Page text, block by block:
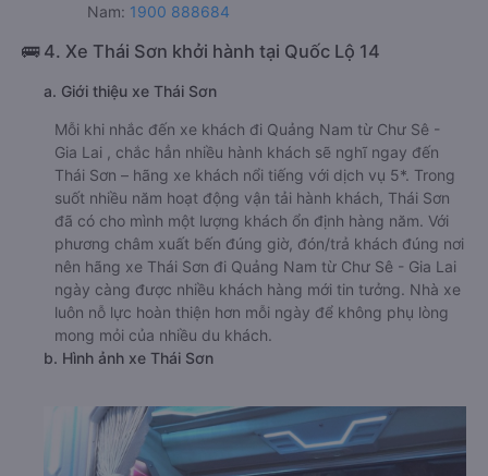
Nam: 1900 888684
🚌 4. Xe Thái Sơn khởi hành tại Quốc Lộ 14
a. Giới thiệu xe Thái Sơn
Mỗi khi nhắc đến xe khách đi Quảng Nam từ Chư Sê -
Gia Lai , chắc hẳn nhiều hành khách sẽ nghĩ ngay đến
Thái Sơn – hãng xe khách nổi tiếng với dịch vụ 5*. Trong
suốt nhiều năm hoạt động vận tải hành khách, Thái Sơn
đã có cho mình một lượng khách ổn định hàng năm. Với
phương châm xuất bến đúng giờ, đón/trả khách đúng nơi
nên hãng xe Thái Sơn đi Quảng Nam từ Chư Sê - Gia Lai
ngày càng được nhiều khách hàng mới tin tưởng. Nhà xe
luôn nỗ lực hoàn thiện hơn mỗi ngày để không phụ lòng
mong mỏi của nhiều du khách.
b. Hình ảnh xe Thái Sơn